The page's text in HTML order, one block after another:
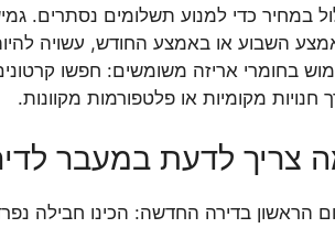
במחיר כדי למנוע תשלומים נסתרים.
השבוע או באמצע החודש, עשויה
בחומרי אריזה משומשים: חפשו
חנויות מקומיות או פלטפורמות מקוונות.
צריך לדעת במעבר
הראשון בדירה החדשה: הכינו חבילה